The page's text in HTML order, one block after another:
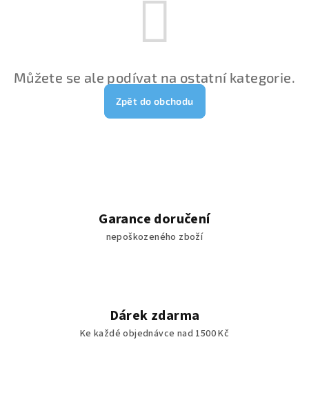
Můžete se ale podívat na ostatní kategorie.
Zpět do obchodu
Garance doručení
nepoškozeného zboží
Dárek zdarma
Ke každé objednávce nad 1500 Kč